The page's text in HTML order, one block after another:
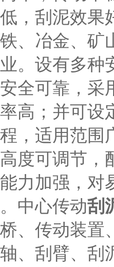
低，刮泥效果
铁、冶金、矿
业。设有多种
安全可靠，采
率高；并可设
程，适用范围
高度可调节，
能力加强，对
。中心传动刮
桥、传动装置
轴、刮臂、刮